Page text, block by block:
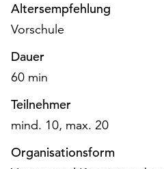
ändern
und
Dafür
steht
am
Ende
Seite
Altersempfehlung
Vorschule
Dauer
60 min
Teilnehmer
mind. 10, max. 20
Organisationsform